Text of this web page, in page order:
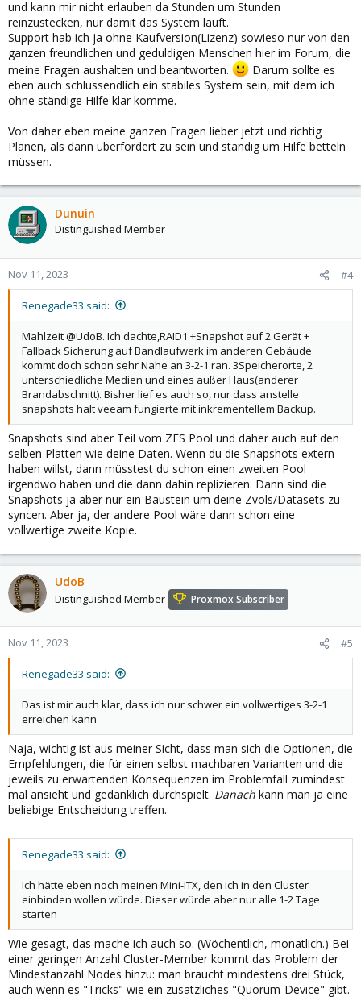
und kann mir nicht erlauben da Stunden um Stunden
reinzustecken, nur damit das System läuft.
Support hab ich ja ohne Kaufversion(Lizenz) sowieso nur von den
ganzen freundlichen und geduldigen Menschen hier im Forum, die
meine Fragen aushalten und beantworten.
Darum sollte es
eben auch schlussendlich ein stabiles System sein, mit dem ich
ohne ständige Hilfe klar komme.
Von daher eben meine ganzen Fragen lieber jetzt und richtig
Planen, als dann überfordert zu sein und ständig um Hilfe betteln
müssen.
Dunuin
Distinguished Member
Nov 11, 2023 #4
Renegade33 said:
Mahlzeit @UdoB. Ich dachte,RAID1 +Snapshot auf 2.Gerät +
Fallback Sicherung auf Bandlaufwerk im anderen Gebäude
kommt doch schon sehr Nahe an 3-2-1 ran. 3Speicherorte, 2
unterschiedliche Medien und eines außer Haus(anderer
Brandabschnitt). Bisher lief es auch so, nur dass anstelle
snapshots halt veeam fungierte mit inkrementellem Backup.
Snapshots sind aber Teil vom ZFS Pool und daher auch auf den
selben Platten wie deine Daten. Wenn du die Snapshots extern
haben willst, dann müsstest du schon einen zweiten Pool
irgendwo haben und die dann dahin replizieren. Dann sind die
Snapshots ja aber nur ein Baustein um deine Zvols/Datasets zu
syncen. Aber ja, der andere Pool wäre dann schon eine
vollwertige zweite Kopie.
UdoB
Distinguished Member Proxmox Subscriber
Nov 11, 2023 #5
Renegade33 said:
Das ist mir auch klar, dass ich nur schwer ein vollwertiges 3-2-1
erreichen kann
Naja, wichtig ist aus meiner Sicht, dass man sich die Optionen, die
Empfehlungen, die für einen selbst machbaren Varianten und die
jeweils zu erwartenden Konsequenzen im Problemfall zumindest
mal ansieht und gedanklich durchspielt. Danach kann man ja eine
beliebige Entscheidung treffen.
Renegade33 said:
Ich hätte eben noch meinen Mini-ITX, den ich in den Cluster
einbinden wollen würde. Dieser würde aber nur alle 1-2 Tage
starten
Wie gesagt, das mache ich auch so. (Wöchentlich, monatlich.) Bei
einer geringen Anzahl Cluster-Member kommt das Problem der
Mindestanzahl Nodes hinzu: man braucht mindestens drei Stück,
auch wenn es "Tricks" wie ein zusätzliches "Quorum-Device" gibt.